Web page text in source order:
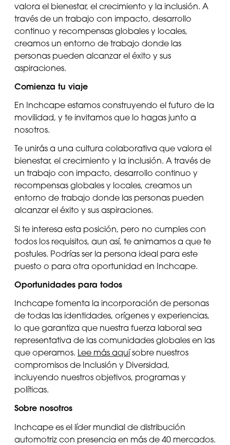
valora el bienestar, el crecimiento y la inclusión. A
través de un trabajo con impacto, desarrollo
continuo y recompensas globales y locales,
creamos un entorno de trabajo donde las
personas pueden alcanzar el éxito y sus
aspiraciones.
Comienza tu viaje
En Inchcape estamos construyendo el futuro de la
movilidad, y te invitamos que lo hagas junto a
nosotros.
Te unirás a una cultura colaborativa que valora el
bienestar, el crecimiento y la inclusión. A través de
un trabajo con impacto, desarrollo continuo y
recompensas globales y locales, creamos un
entorno de trabajo donde las personas pueden
alcanzar el éxito y sus aspiraciones.
Si te interesa esta posición, pero no cumples con
todos los requisitos, aun así, te animamos a que te
postules. Podrías ser la persona ideal para este
puesto o para otra oportunidad en Inchcape.
Oportunidades para todos
Inchcape fomenta la incorporación de personas
de todas las identidades, orígenes y experiencias,
lo que garantiza que nuestra fuerza laboral sea
representativa de las comunidades globales en las
que operamos. Lee más aquísobre nuestros
compromisos de Inclusión y Diversidad,
incluyendo nuestros objetivos, programas y
políticas.
Sobre nosotros
Inchcape es el líder mundial de distribución
automotriz con presencia en más de 40 mercados.